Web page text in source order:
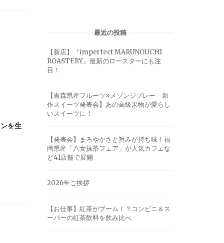
を生
最近の投稿
【新店】『imperfect MARUNOUCHI
ROASTERY』最新のロースターにも注
目！
【青森県産フルーツ×メゾンジブレー 新
作スイーツ発表会】あの高級果物が愛らし
いスイーツに！
【発表会】まろやかさと旨みが持ち味！福
岡県産「八女抹茶フェア」が人気カフェな
ど41店舗で展開
2026年ご挨拶
【お仕事】紅茶がブーム！？コンビニ＆ス
ーパーの紅茶飲料を飲み比べ